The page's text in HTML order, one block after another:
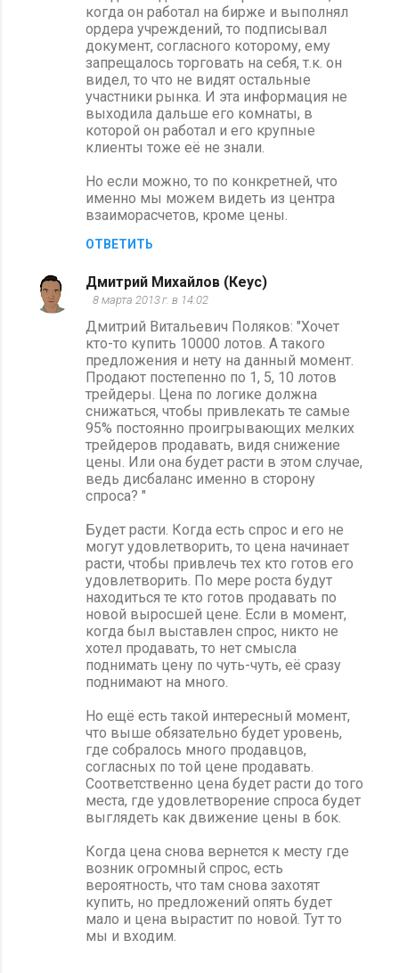
когда он работал на бирже и выполнял
ордера учреждений, то подписывал
документ, согласного которому, ему
запрещалось торговать на себя, т.к. он
видел, то что не видят остальные
участники рынка. И эта информация не
выходила дальше его комнаты, в
которой он работал и его крупные
клиенты тоже её не знали.
Но если можно, то по конкретней, что
именно мы можем видеть из центра
взаиморасчетов, кроме цены.
ОТВЕТИТЬ
Дмитрий Михайлов (Кеус)
8 марта 2013 г. в 14:02
Дмитрий Витальевич Поляков: "Хочет
кто-то купить 10000 лотов. А такого
предложения и нету на данный момент.
Продают постепенно по 1, 5, 10 лотов
трейдеры. Цена по логике должна
снижаться, чтобы привлекать те самые
95% постоянно проигрывающих мелких
трейдеров продавать, видя снижение
цены. Или она будет расти в этом случае,
ведь дисбаланс именно в сторону
спроса? "
Будет расти. Когда есть спрос и его не
могут удовлетворить, то цена начинает
расти, чтобы привлечь тех кто готов его
удовлетворить. По мере роста будут
находиться те кто готов продавать по
новой выросшей цене. Если в момент,
когда был выставлен спрос, никто не
хотел продавать, то нет смысла
поднимать цену по чуть-чуть, её сразу
поднимают на много.
Но ещё есть такой интересный момент,
что выше обязательно будет уровень,
где собралось много продавцов,
согласных по той цене продавать.
Соответственно цена будет расти до того
места, где удовлетворение спроса будет
выглядеть как движение цены в бок.
Когда цена снова вернется к месту где
возник огромный спрос, есть
вероятность, что там снова захотят
купить, но предложений опять будет
мало и цена вырастит по новой. Тут то
мы и входим.